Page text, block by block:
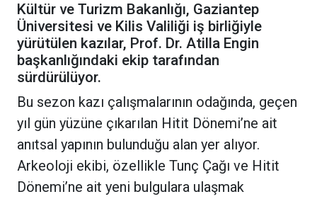
Kültür ve Turizm Bakanlığı, Gaziantep
Üniversitesi ve Kilis Valiliği iş birliğiyle
yürütülen kazılar, Prof. Dr. Atilla Engin
başkanlığındaki ekip tarafından
sürdürülüyor.
Bu sezon kazı çalışmalarının odağında, geçen
yıl gün yüzüne çıkarılan Hitit Dönemi’ne ait
anıtsal yapının bulunduğu alan yer alıyor.
Arkeoloji ekibi, özellikle Tunç Çağı ve Hitit
Dönemi’ne ait yeni bulgulara ulaşmak